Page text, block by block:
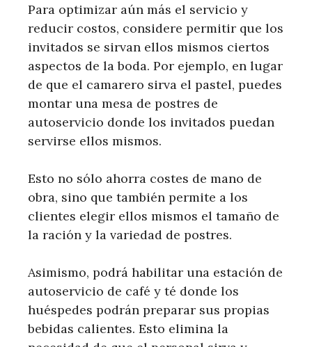
Para optimizar aún más el servicio y
reducir costos, considere permitir que los
invitados se sirvan ellos mismos ciertos
aspectos de la boda. Por ejemplo, en lugar
de que el camarero sirva el pastel, puedes
montar una mesa de postres de
autoservicio donde los invitados puedan
servirse ellos mismos.
Esto no sólo ahorra costes de mano de
obra, sino que también permite a los
clientes elegir ellos mismos el tamaño de
la ración y la variedad de postres.
Asimismo, podrá habilitar una estación de
autoservicio de café y té donde los
huéspedes podrán preparar sus propias
bebidas calientes. Esto elimina la